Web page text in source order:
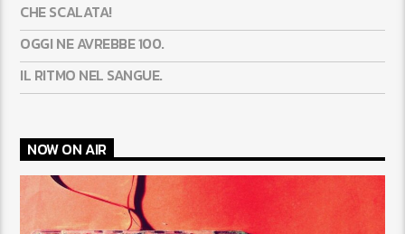
CHE SCALATA!
OGGI NE AVREBBE 100.
IL RITMO NEL SANGUE.
NOW ON AIR